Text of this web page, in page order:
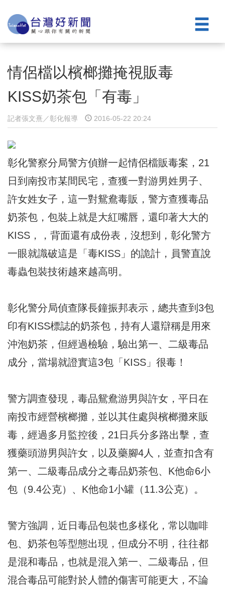
情侶檔以檳榔攤掩視販毒
KISS奶茶包「有毒」
記者張文熹／彰化報導 2016-05-22 20:24
彰化警察分局警方偵辦一起情侶檔販毒案，21
日到南投市某間民宅，查獲一對游男姓男子、
許女姓女子，這一對鴛鴦毒販，警方查獲毒品
奶茶包，包裝上就是大紅嘴唇，還印著大大的
KISS，，背面還有成份表，沒想到，彰化警方
一眼就識破這是「毒KISS」的詭計，員警直說
毒蟲包裝技術越來越高明。
彰化警分局偵查隊長鐘振邦表示，總共查到3包
印有KISS標誌的奶茶包，持有人還辯稱是用來
沖泡奶茶，但經過檢驗，驗出第一、二級毒品
成分，當場就證實這3包「KISS」很毒！
警方調查發現，毒品鴛鴦游男與許女，平日在
南投市經營檳榔攤，並以其住處與檳榔攤來販
毒，經過多月監控後，21日兵分多路出擊，查
獲藥頭游男與許女，以及藥腳4人，並查扣含有
第一、二級毒品成分之毒品奶茶包、K他命6小
包（9.4公克）、K他命1小罐（11.3公克）。
警方強調，近日毒品包裝也多樣化，常以咖啡
包、奶茶包等型態出現，但成分不明，往往都
是混和毒品，也就是混入第一、二級毒品，但
混合毒品可能對於人體的傷害可能更大，不論